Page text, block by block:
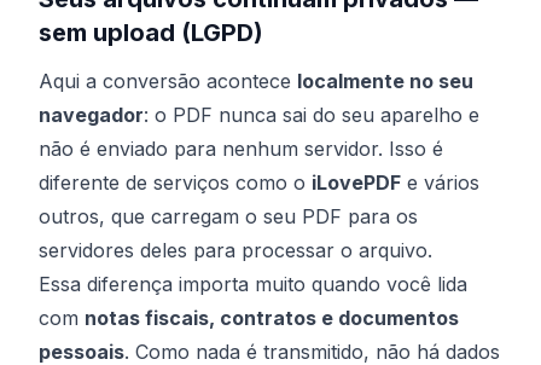
sem upload (LGPD)
Aqui a conversão acontece localmente no seu
navegador: o PDF nunca sai do seu aparelho e
não é enviado para nenhum servidor. Isso é
diferente de serviços como o iLovePDF e vários
outros, que carregam o seu PDF para os
servidores deles para processar o arquivo.
Essa diferença importa muito quando você lida
com notas fiscais, contratos e documentos
pessoais. Como nada é transmitido, não há dados